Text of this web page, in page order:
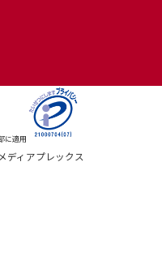
に適用
ディアプレックス